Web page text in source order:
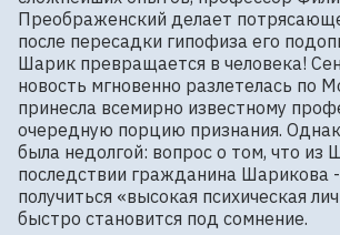
Преображенский делает
после пересадки гипофиза его
Шарик превращается в человека!
новость мгновенно разлетелась по
принесла всемирно известному
очередную порцию признания.
была недолгой: вопрос о том, что из
последствии гражданина Шарикова
получиться «высокая психическая
быстро становится под сомнение.